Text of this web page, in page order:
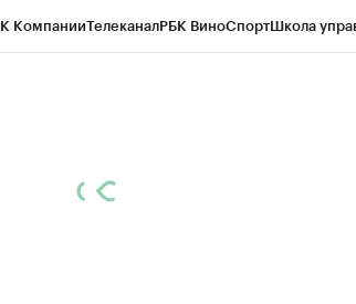
КомпанииТелеканалРБК ВиноСпортШкола